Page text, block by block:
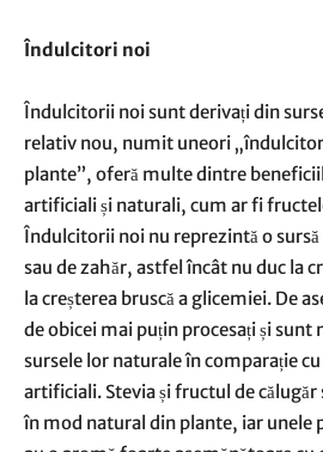
Îndulcitori noi
Îndulcitorii noi sunt derivați din
relativ nou, numit uneori
plante”, oferă multe dintre
artificiali și naturali, cum ar fi
Îndulcitorii noi nu reprezintă o
sau de zahăr, astfel încât nu duc la
la creșterea bruscă a glicemiei. De
de obicei mai puțin procesați și sunt
sursele lor naturale în comparație
artificiali. Stevia și fructul de
în mod natural din plante, iar unele